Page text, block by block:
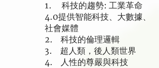
1. 科技的趨勢: 工業革命
4.0提供智能科技、大數據、
社會媒體
2. 科技的倫理邏輯
3. 超人類，後人類世界
4. 人性的尊嚴與科技